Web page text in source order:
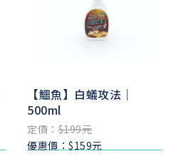
【鱷魚】白蟻攻法｜
500ml
定價：$199元
優惠價：$159元